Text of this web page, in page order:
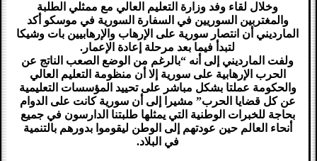
وخلال لقاء وفد وزارة التعليم العالي مع ممثلي الطلبة
والمغتربين السوريين في السفارة السورية في موسكو أكد
المارديني أن انتصار سورية على الإرهاب والإرهابيين بات وشيكا
لتبدأ فيما بعد مرحلة إعادة الإعمار.
ولفت المارديني إلى أنه “بالرغم من الوضع الصعب الناتج عن
الحرب الإرهابية على سورية إلا أن منظومة التعليم العالي
والحكومة عملتا بشكل مباشر على تحييد المؤسسات التعليمية
عن كل قضايا الحرب” مشيرا إلى أن سورية كانت على الدوام
بحاجة للخبرات الوطنية التي يمثلها طلبتنا الدارسون في جميع
أنحاء العالم حين عودتهم إلى الوطن ليقوموا بدورهم بالتنمية
في البلاد.